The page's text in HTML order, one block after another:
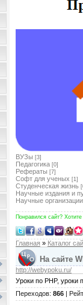
ВУЗы [3]
Педагогика [0]
Рефераты [7]
Софт для ученых [1]
Студенческая жизнь
Научные издания и
Научные организации
Понравился сайт?
Главная » Каталог
На сайте
http://webypoku.ru/
Уроки по PHP, уроки
Переходов: 866|